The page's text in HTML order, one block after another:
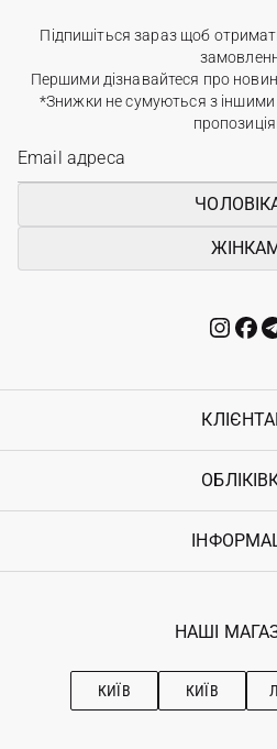
Підпишіться зараз щоб
Першими дізнавайтеся про
*Знижки не сумуються з
Увійти
Ostriv
Наші
Рекомендації з
НАШІ
КИЇВ КИЇВ